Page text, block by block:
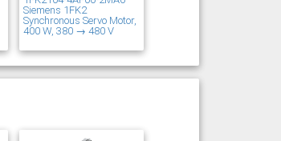
Siemens 1FK2
Synchronous Servo Motor,
400 W, 380 → 480 V